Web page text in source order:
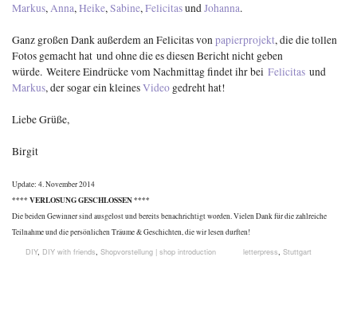
Markus,Anna,Heike,Sabine,FelicitasundJohanna.
Ganz großen Dank außerdem an Felicitas vonpapierprojekt, die die tollen
Fotos gemacht hat und ohne die es diesen Bericht nicht geben
würde. Weitere Eindrücke vom Nachmittag findet ihr bei Felicitas und
Markus, der sogar ein kleinesVideo gedreht hat!
Liebe Grüße,
Birgit
Update: 4. November 2014
**** VERLOSUNG GESCHLOSSEN ****
Die beiden Gewinner sind ausgelost und bereits benachrichtigt worden. Vielen Dank für die zahlreiche
Teilnahme und die persönlichen Träume & Geschichten, die wir lesen durften!
DIY, DIY with friends, Shopvorstellung | shop introduction letterpress, Stuttgart